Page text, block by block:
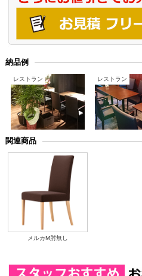
納品例
レストラン レストラン
関連商品
メルカM肘無し